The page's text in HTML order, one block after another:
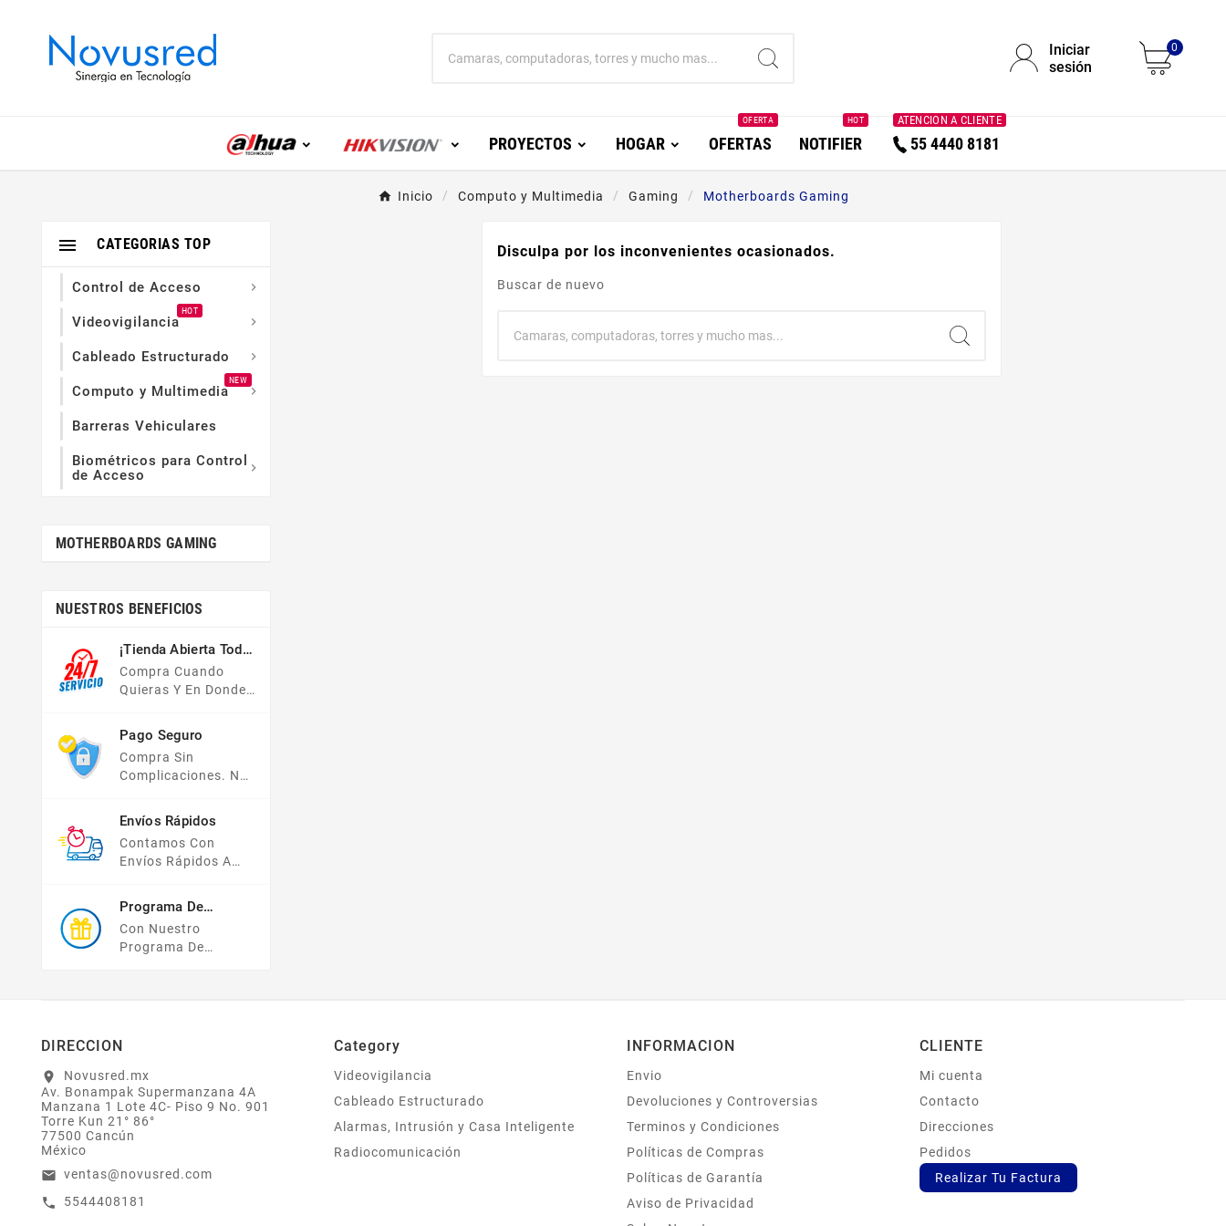
Iniciar
sesión
0
PROYECTOS HOGAR OFERTAS
OFERTA
NOTIFIER
HOT
55 4440 8181
ATENCION A CLIENTE
Inicio Computo y Multimedia Gaming Motherboards Gaming
CATEGORIAS TOP

Control de Acceso 
Videovigilancia
HOT

Cableado Estructurado 
Computo y Multimedia
NEW

Barreras Vehiculares
Biométricos para Control
de Acceso

MOTHERBOARDS GAMING
NUESTROS BENEFICIOS
¡Tienda Abierta Todo
El Año!
Compra Cuando
Quieras Y En Donde
Tienda En Línea Está
Disponible Las 24
Hrs Del Día, Los 7
Días De La Semana.
Pago Seguro
Compra Sin
Complicaciones. No
Pago, Todas Tus
Compras Y Tus
Datos Están
Protegidos Con
Envíos Rápidos
Contamos Con
Envíos Rápidos A
Programa De
Recompensas
Con Nuestro
Programa De
Bonifican A Tu
Electrónico El 1% Del
Total De Tu Compra,
El Cuál Podrás
Utilizar A Partir De
O Acumularlos.
Disculpa por los inconvenientes ocasionados.
Buscar de nuevo
DIRECCION
location_on
Novusred.mx
Av. Bonampak Supermanzana 4A
Manzana 1 Lote 4C- Piso 9 No. 901
Torre Kun 21° 86°
77500 Cancún
México
email ventas@novusred.com
call 5544408181
Category
Videovigilancia
Cableado Estructurado
Alarmas, Intrusión y Casa Inteligente
Radiocomunicación
INFORMACION
Envio
Devoluciones y Controversias
Terminos y Condiciones
Políticas de Compras
Políticas de Garantía
Aviso de Privacidad
CLIENTE
Mi cuenta
Contacto
Direcciones
Pedidos
Realizar Tu Factura